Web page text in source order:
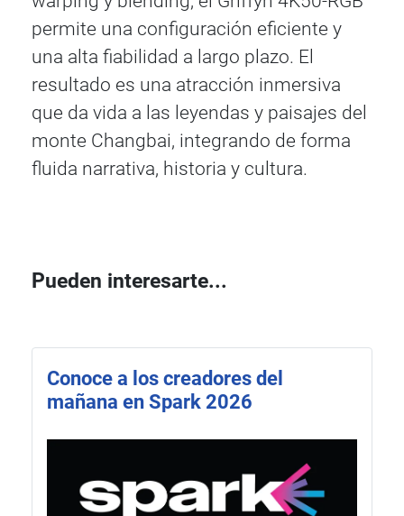
permite una configuración eficiente y
una alta fiabilidad a largo plazo. El
resultado es una atracción inmersiva
que da vida a las leyendas y paisajes del
monte Changbai, integrando de forma
fluida narrativa, historia y cultura.
Pueden interesarte...
Conoce a los creadores del
mañana en Spark 2026